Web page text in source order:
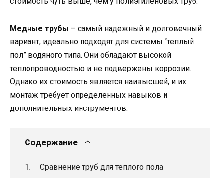
Медные трубы – самый надежный и долговечный
вариант, идеально подходят для системы “теплый
пол” водяного типа. Они обладают высокой
теплопроводностью и не подвержены коррозии.
Однако их стоимость является наивысшей, и их
монтаж требует определенных навыков и
дополнительных инструментов.
Содержание
Сравнение труб для теплого пола